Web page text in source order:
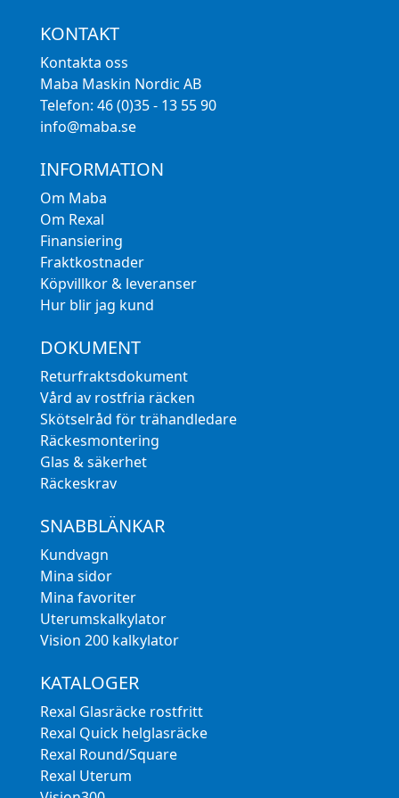
KONTAKT
Kontakta oss
Maba Maskin Nordic AB
Telefon: 46 (0)35 - 13 55 90
info@maba.se
INFORMATION
Om Maba
Om Rexal
Finansiering
Fraktkostnader
Köpvillkor & leveranser
Hur blir jag kund
DOKUMENT
Returfraktsdokument
Vård av rostfria räcken
Skötselråd för trähandledare
Räckesmontering
Glas & säkerhet
Räckeskrav
SNABBLÄNKAR
Kundvagn
Mina sidor
Mina favoriter
Uterumskalkylator
Vision 200 kalkylator
KATALOGER
Rexal Glasräcke rostfritt
Rexal Quick helglasräcke
Rexal Round/Square
Rexal Uterum